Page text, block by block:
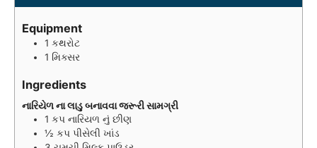
n
n
Equipment
1 કથરોટ
1 મિક્સર
Ingredients
નારિયેળ ના લાડુ બનાવવા જરૂરી સામગ્રી
1 કપ નારિયળ નું છીણ
½ કપ પીસેલી ખાંડ